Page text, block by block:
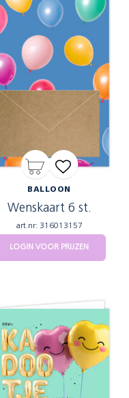
BALLOON
Wenskaart 6 st.
art.nr: 316013157
LOGIN VOOR PRIJZEN